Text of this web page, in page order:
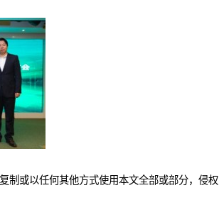
制或以任何其他方式使用本文全部或部分，侵权